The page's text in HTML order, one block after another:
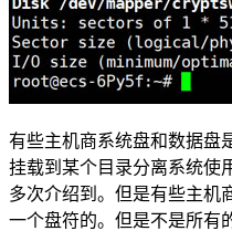
有些主机商系统盘和数据盘
挂载到某个目录分离系统使
多次介绍到。但是有些主机
一个盘符的。但是不是所有